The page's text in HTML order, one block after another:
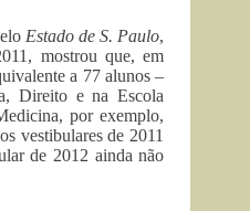
Estado de S. Paulo,
mostrou que, em
a 77 alunos –
Direito e na Escola
por exemplo,
vestibulares de 2011
de 2012 ainda não